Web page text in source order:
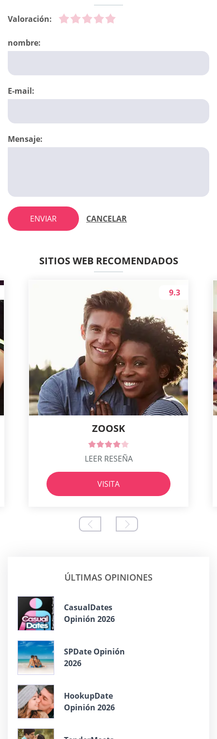
Valoración:
nombre:
E-mail:
Mensaje:
ENVIAR CANCELAR
SITIOS WEB RECOMENDADOS
ZOOSK
9.3
LEER RESEÑA
VISITA
ÚLTIMAS OPINIONES
СasualDates
Opinión 2026
SPDate Opinión
2026
HookupDate
Opinión 2026